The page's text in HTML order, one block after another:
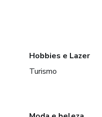
Hobbies e Lazer
Turismo